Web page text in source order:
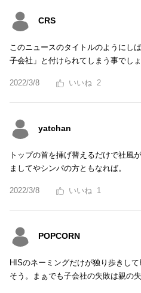
CRS
このニュースのタイトルのようにし
子会社」と付けられてしまう事でしょ
2022/3/8 2
yatchan
トップの首を挿げ替えるだけで社風
ましてやシンパの方ともなれば。
2022/3/8 1
POPCORN
HISのネーミングだけが独り歩きし
そう。まぁでも子会社の失敗は親の